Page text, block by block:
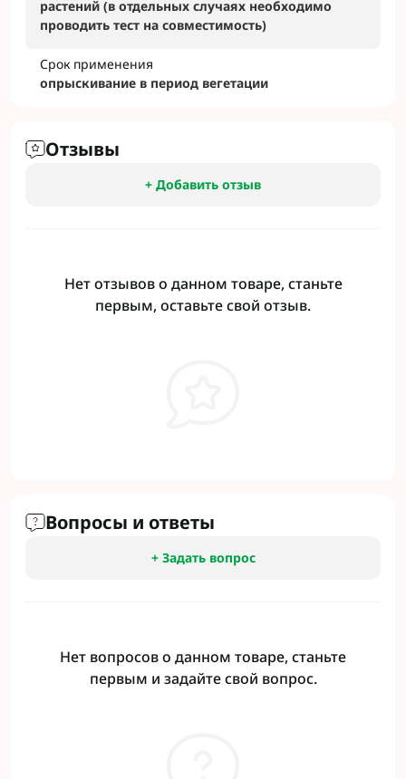
растений (в отдельных случаях необходимо
проводить тест на совместимость)
Срок применения
опрыскивание в период вегетации
Отзывы
+ Добавить отзыв
Нет отзывов о данном товаре, станьте
первым, оставьте свой отзыв.
Вопросы и ответы
+ Задать вопрос
Нет вопросов о данном товаре, станьте
первым и задайте свой вопрос.